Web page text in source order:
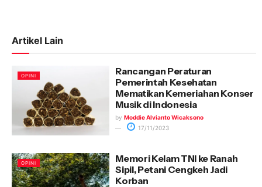
Artikel Lain
OPINI
Rancangan Peraturan
Pemerintah Kesehatan
Mematikan Kemeriahan Konser
Musik di Indonesia
by Moddie Alvianto Wicaksono
17/11/2023
OPINI
Memori Kelam TNI ke Ranah
Sipil, Petani Cengkeh Jadi
Korban